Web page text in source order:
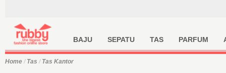
BAJU SEPATU TAS PARFUM
Home / Tas / Tas Kantor